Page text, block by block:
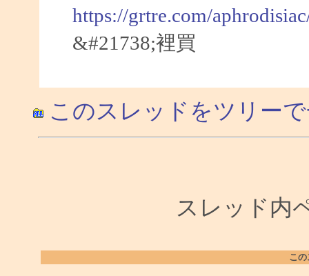
https://grtre.com/
&#21738;裡買
このスレッドをツリー
スレッド内
こ